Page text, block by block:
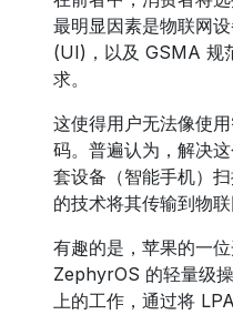
最明显因素是物联网
(UI)，以及 GSMA 规
求。
这使得用户无法像使
码。普遍认为，解决
套设备（智能手机）
的技术将其传输到物联
有趣的是，苹果的一
ZephyrOS 的轻量级
上的工作，通过将